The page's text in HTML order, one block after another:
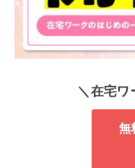
＼在宅ワ
無